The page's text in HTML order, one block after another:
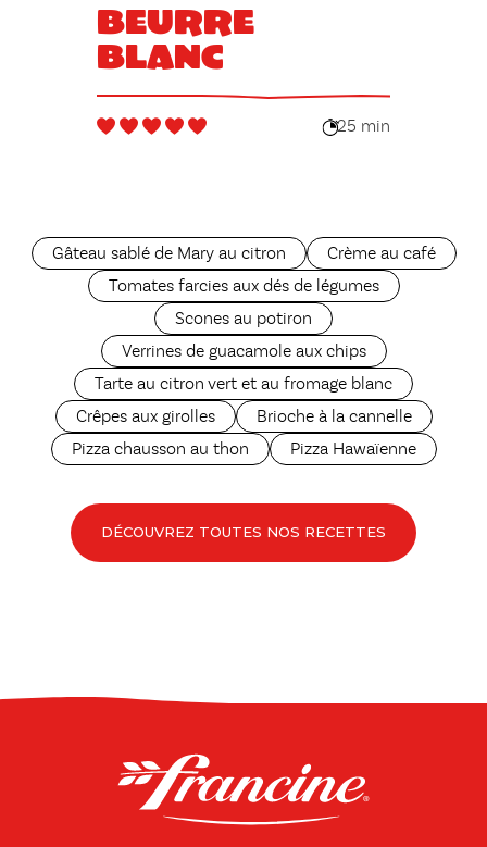
Beurre
blanc
25 min
Gâteau sablé de Mary au citron
Crème au café
Tomates farcies aux dés de légumes
Scones au potiron
Verrines de guacamole aux chips
Tarte au citron vert et au fromage blanc
Crêpes aux girolles
Brioche à la cannelle
Pizza chausson au thon
Pizza Hawaïenne
DÉCOUVREZ TOUTES NOS RECETTES